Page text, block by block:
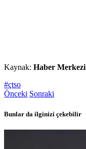
Kaynak: Haber Merkezi
#çtso
Önceki Sonraki
Bunlar da ilginizi çekebilir